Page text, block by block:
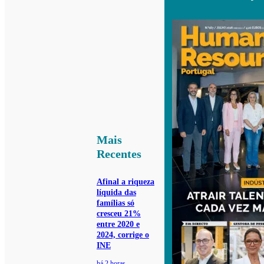
Mais
Recentes
Afinal a riqueza
líquida das
famílias só
cresceu 21%
entre 2020 e
2024, corrige o
INE